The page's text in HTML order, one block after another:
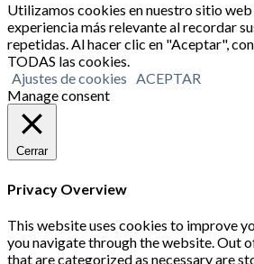
Utilizamos cookies en nuestro sitio
experiencia más relevante al recordar
repetidas. Al hacer clic en "Aceptar",
TODAS las cookies.
Ajustes de cookies ACEPTAR
Manage consent
Cerrar
Privacy Overview
This website uses cookies to improve
you navigate through the website. Out
that are categorized as necessary are